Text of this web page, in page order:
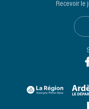
Recevoir le